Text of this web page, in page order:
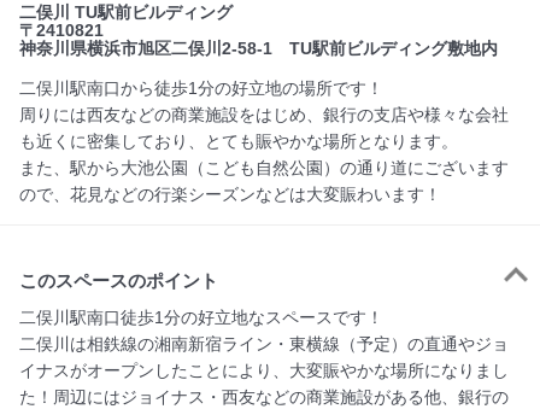
二俣川 TU駅前ビルディング
〒2410821
神奈川県横浜市旭区二俣川2-58-1 TU駅前ビルディング敷地内
二俣川駅南口から徒歩1分の好立地の場所です！
周りには西友などの商業施設をはじめ、銀行の支店や様々な会社
も近くに密集しており、とても賑やかな場所となります。
また、駅から大池公園（こども自然公園）の通り道にございます
ので、花見などの行楽シーズンなどは大変賑わいます！
このスペースのポイント
二俣川駅南口徒歩1分の好立地なスペースです！
二俣川は相鉄線の湘南新宿ライン・東横線（予定）の直通やジョ
イナスがオープンしたことにより、大変賑やかな場所になりまし
た！周辺にはジョイナス・西友などの商業施設がある他、銀行の